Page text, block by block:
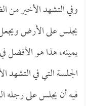
وفي التشهد الأخير من
يجلس على الأرض
يمينه، هذا هو الأفضل في
الجلسة التي في
فيه أن يجلس على رجله